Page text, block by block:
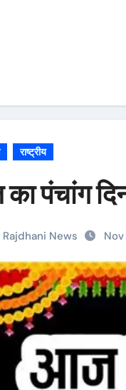
राष्ट्रीय
पंचांग
Rajdhani News